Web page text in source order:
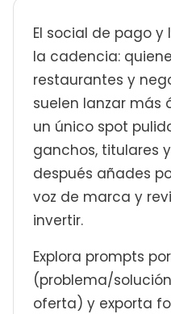
El social de pago
la cadencia:
restaurantes y
suelen lanzar más
un único spot
ganchos, titulares
después añades
voz de marca y
invertir.
Explora prompts
(problema/
oferta) y exporta